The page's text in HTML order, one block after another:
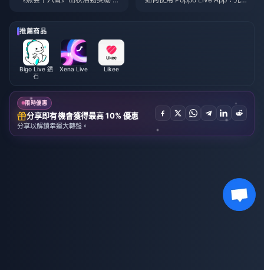
推薦商品
Bigo Live 鑽
石
Xena Live Likee
限時優惠
分享即有機會獲得最高 10% 優惠
分享以解鎖幸運大轉盤。